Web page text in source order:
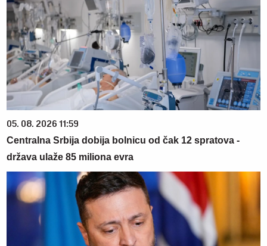
05. 08. 2026 11:59
Centralna Srbija dobija bolnicu od čak 12 spratova -
država ulaže 85 miliona evra